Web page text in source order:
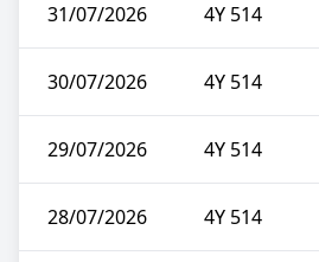
31/07/2026 4Y 514
30/07/2026 4Y 514
29/07/2026 4Y 514
28/07/2026 4Y 514